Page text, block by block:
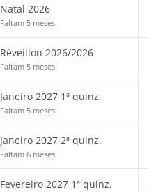
Natal 2026
Faltam 5 meses
Réveillon 2026/2026
Faltam 5 meses
Janeiro 2027 1ª quinz.
Faltam 5 meses
Janeiro 2027 2ª quinz.
Faltam 6 meses
Fevereiro 2027 1ª quinz.